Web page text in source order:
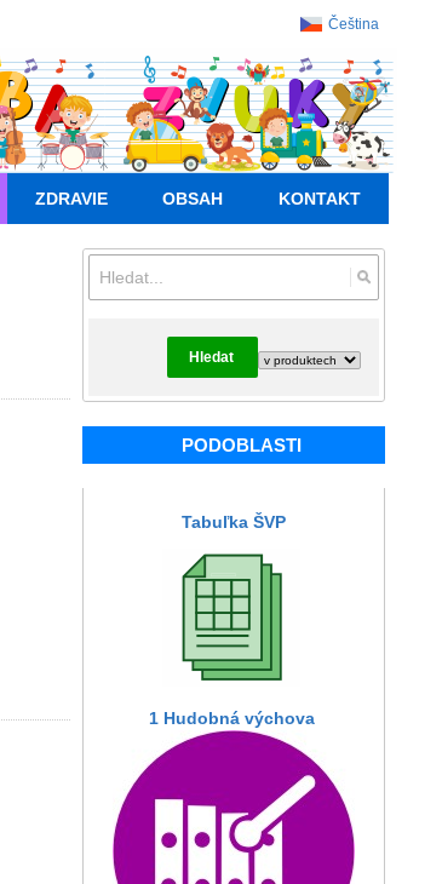
Čeština
ZDRAVIE OBSAH KONTAKT
Hledat
PODOBLASTI
Tabuľka ŠVP
1 Hudobná výchova